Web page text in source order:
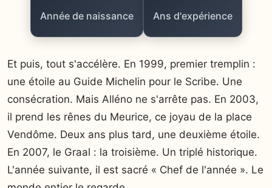
Année de naissance Ans d'expérience
Et puis, tout s'accélère. En 1999, premier tremplin :
une étoile au Guide Michelin pour le Scribe. Une
consécration. Mais Alléno ne s'arrête pas. En 2003,
il prend les rênes du Meurice, ce joyau de la place
Vendôme. Deux ans plus tard, une deuxième étoile.
En 2007, le Graal : la troisième. Un triplé historique.
L'année suivante, il est sacré « Chef de l'année ». Le